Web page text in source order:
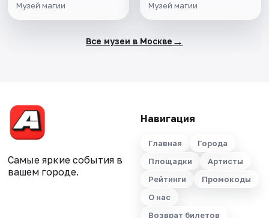
Музей магии Музей магии
Все музеи в Москве →
Самые яркие события в
вашем городе.
Навигация
Главная
Города
Площадки
Артисты
Рейтинги
Промокоды
О нас
Возврат билетов